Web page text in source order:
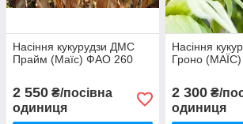
Насіння кукурудзи ДМС
Прайм (Маїс) ФАО 260
2 550 ₴/посівна
одиниця
Насіння
Гроно
2 300₴/
одиниця